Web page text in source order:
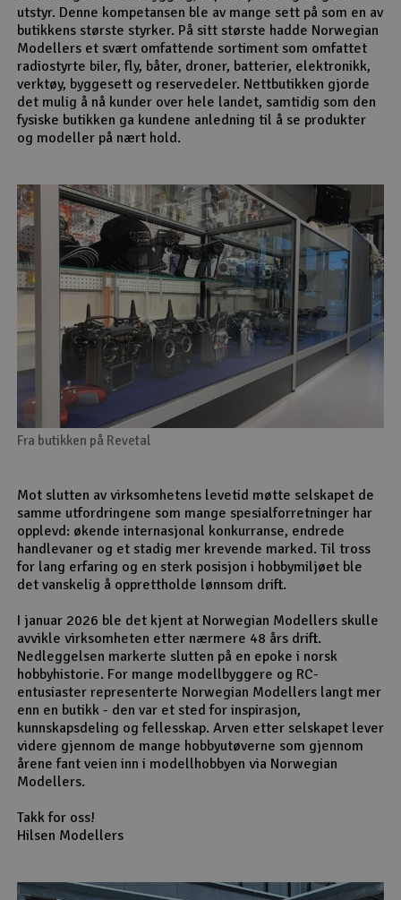
utstyr. Denne kompetansen ble av mange sett på som en av
butikkens største styrker. På sitt største hadde Norwegian
Modellers et svært omfattende sortiment som omfattet
radiostyrte biler, fly, båter, droner, batterier, elektronikk,
verktøy, byggesett og reservedeler. Nettbutikken gjorde
det mulig å nå kunder over hele landet, samtidig som den
fysiske butikken ga kundene anledning til å se produkter
og modeller på nært hold.
Fra butikken på Revetal
Mot slutten av virksomhetens levetid møtte selskapet de
samme utfordringene som mange spesialforretninger har
opplevd: økende internasjonal konkurranse, endrede
handlevaner og et stadig mer krevende marked. Til tross
for lang erfaring og en sterk posisjon i hobbymiljøet ble
det vanskelig å opprettholde lønnsom drift.
I januar 2026 ble det kjent at Norwegian Modellers skulle
avvikle virksomheten etter nærmere 48 års drift.
Nedleggelsen markerte slutten på en epoke i norsk
hobbyhistorie. For mange modellbyggere og RC-
entusiaster representerte Norwegian Modellers langt mer
enn en butikk - den var et sted for inspirasjon,
kunnskapsdeling og fellesskap. Arven etter selskapet lever
videre gjennom de mange hobbyutøverne som gjennom
årene fant veien inn i modellhobbyen via Norwegian
Modellers.
Takk for oss!
Hilsen Modellers